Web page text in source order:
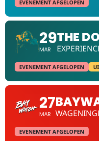
EVENEMENT AFGELOPEN
29
MAR
THE
EVENEMENT AFGELOPEN
27
MAR
EVENEMENT AFGELOPEN